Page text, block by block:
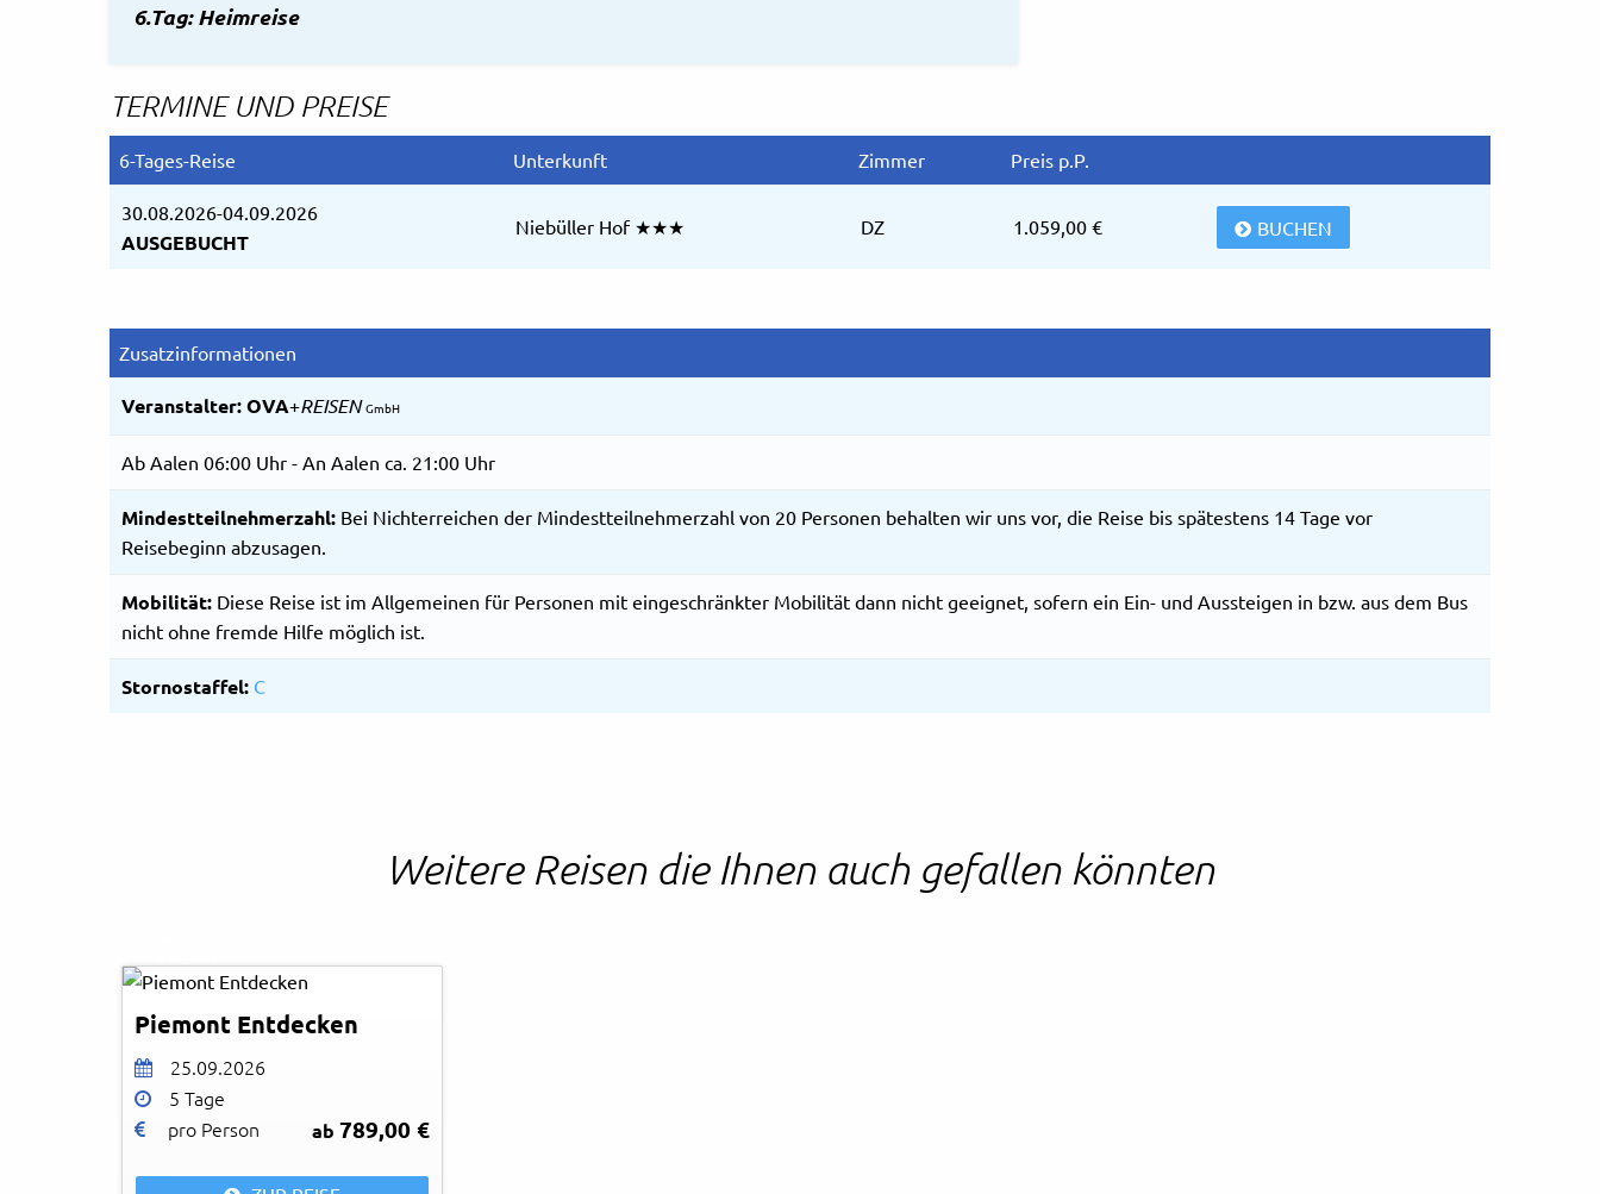
6.Tag: Heimreise
TERMINE UND PREISE
6-Tages-Reise Unterkunft Zimmer Preis p.P.
30.08.2026-04.09.2026
AUSGEBUCHT
Niebüller Hof ★★★ DZ 1.059,00 € BUCHEN
Zusatzinformationen
Veranstalter:OVA+REISEN GmbH
Ab Aalen 06:00 Uhr - An Aalen ca. 21:00 Uhr
Mindestteilnehmerzahl: Bei Nichterreichen der Mindestteilnehmerzahl von 20 Personen behalten wir uns vor, die Reise bis spätestens 14 Tage vor
Reisebeginn abzusagen.
Mobilität: Diese Reise ist im Allgemeinen für Personen mit eingeschränkter Mobilität dann nicht geeignet, sofern ein Ein- und Aussteigen in bzw. aus dem Bus
nicht ohne fremde Hilfe möglich ist.
Stornostaffel: C
Weitere Reisen die Ihnen auch gefallen könnten
Piemont Entdecken
25.09.2026
5 Tage
pro Person
ab 789,00 €